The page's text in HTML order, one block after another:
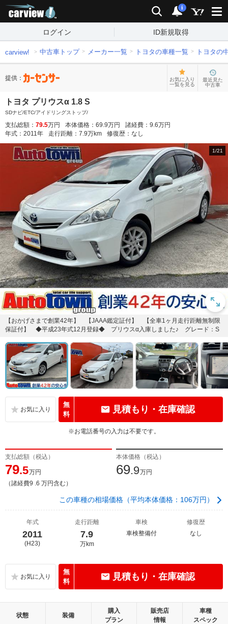
検索 通知
i
ログイン ID新規取得
carview! 中古車トップ メーカー一覧 トヨタの車種一覧 トヨタの
提供：
お気に入り
一覧を見る
最近見た
中古車
トヨタ プリウスα 1.8 S
SDナビ/ETC/アイドリングストップ/
支払総額： 79.5万円 本体価格： 69.9万円 諸経費： 9.6万円
年式： 2011年 走行距離： 7.9万km 修復歴： なし
1/21
【おかげさまで創業42年】 【JAAA鑑定証付】 【全車1ヶ月走行距離無制限
保証付】 ◆平成23年式12月登録◆ プリウスα入庫しました♪ グレード：S
無
料
見積もり・在庫確認
※お電話番号の入力は不要です。
支払総額（税込）
79.5万円
（諸経費9 .6 万円含む）
本体価格（税込）
69.9万円
この車種の相場価格（平均本体価格：106万円）
年式
2011
(H23)
走行距離
7.9
万km
車検
車検整備付
修復歴
なし
無
料
見積もり・在庫確認
状態 装備
購入
プラン
販売店
情報
車種
スペック